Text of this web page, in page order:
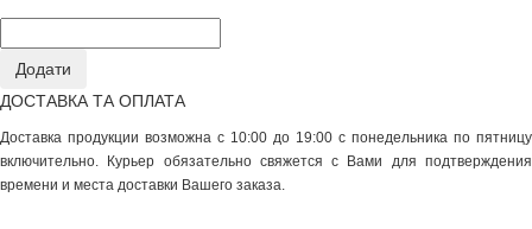
ДОСТАВКА ТА ОПЛАТА
Доставка продукции возможна с 10:00 до 19:00 с понедельника по пятницу
включительно. Курьер обязательно свяжется с Вами для подтверждения
времени и места доставки Вашего заказа.